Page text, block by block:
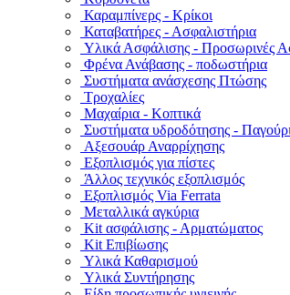
Καραμπίνερς - Κρίκοι
Καταβατήρες - Ασφαλιστήρια
Υλικά Ασφάλισης - Προσωρινές
Φρένα Ανάβασης - ποδωστήρια
Συστήματα ανάσχεσης Πτώσης
Τροχαλίες
Μαχαίρια - Κοπτικά
Συστήματα υδροδότησης -
Αξεσουάρ Αναρρίχησης
Εξοπλισμός για πίστες
Άλλος τεχνικός εξοπλισμός
Εξοπλισμός Via Ferrata
Μεταλλικά αγκύρια
Kit ασφάλισης - Αρματώματος
Kit Επιβίωσης
Υλικά Καθαρισμού
Υλικά Συντήρησης